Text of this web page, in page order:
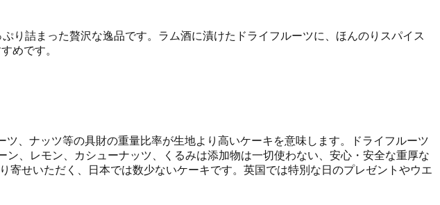
り詰まった贅沢な逸品です。ラム酒に漬けたドライフルーツに、ほんのりスパイス
めです。
、ナッツ等の具財の重量比率が生地より高いケーキを意味します。ドライフルーツ
、レモン、カシューナッツ、くるみは添加物は一切使わない、安心・安全な重厚な
せいただく、日本では数少ないケーキです。英国では特別な日のプレゼントやウエ